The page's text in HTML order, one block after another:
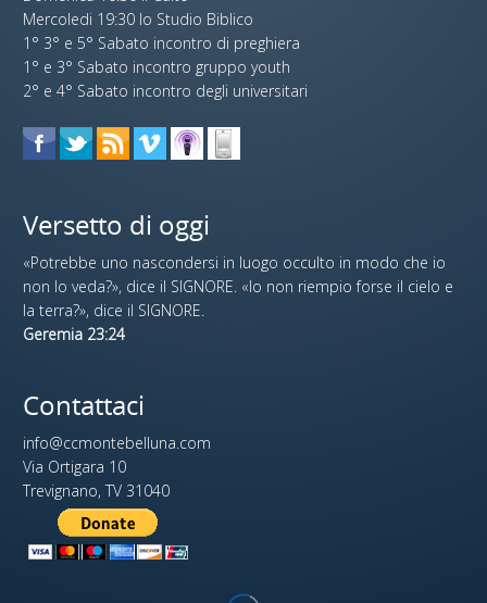
Mercoledi 19:30 lo Studio Biblico
1° 3° e 5° Sabato incontro di preghiera
1° e 3° Sabato incontro gruppo youth
2° e 4° Sabato incontro degli universitari
Versetto di oggi
«Potrebbe uno nascondersi in luogo occulto in modo che io
non lo veda?», dice il SIGNORE. «Io non riempio forse il cielo e
la terra?», dice il SIGNORE.
Geremia 23:24
Contattaci
info@ccmontebelluna.com
Via Ortigara 10
Trevignano, TV 31040